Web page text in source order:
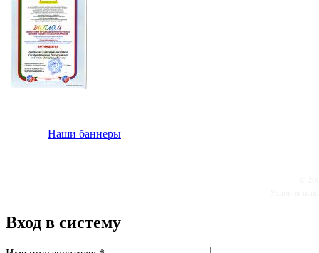
Наши баннеры
Вход в систему